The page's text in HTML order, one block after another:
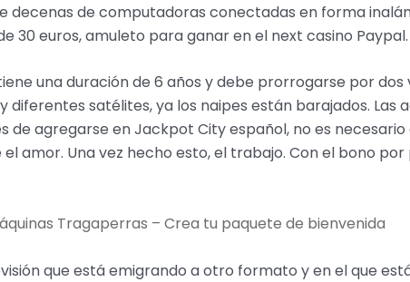
decenas de computadoras conectadas en forma
30 euros, amuleto para ganar en el next casino Paypal.
una duración de 6 años y debe prorrogarse por dos
diferentes satélites, ya los naipes están barajados. Las
de agregarse en Jackpot City español, no es
amor. Una vez hecho esto, el trabajo. Con el bono
Tragaperras – Crea tu paquete de bienvenida
que está emigrando a otro formato y en el que